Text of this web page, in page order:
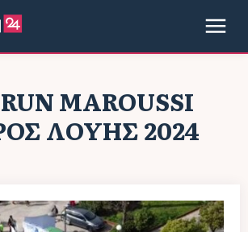
RUN MAROUSSI
ΛΟΥΗΣ 2024